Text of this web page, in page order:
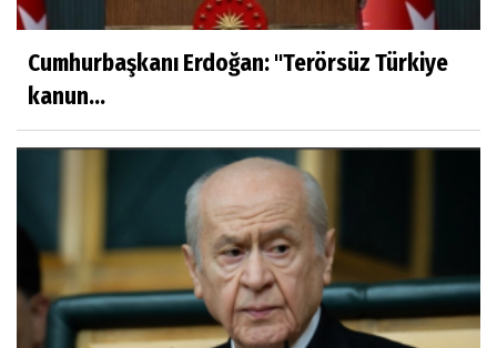
Cumhurbaşkanı Erdoğan: ''Terörsüz Türkiye
kanun...